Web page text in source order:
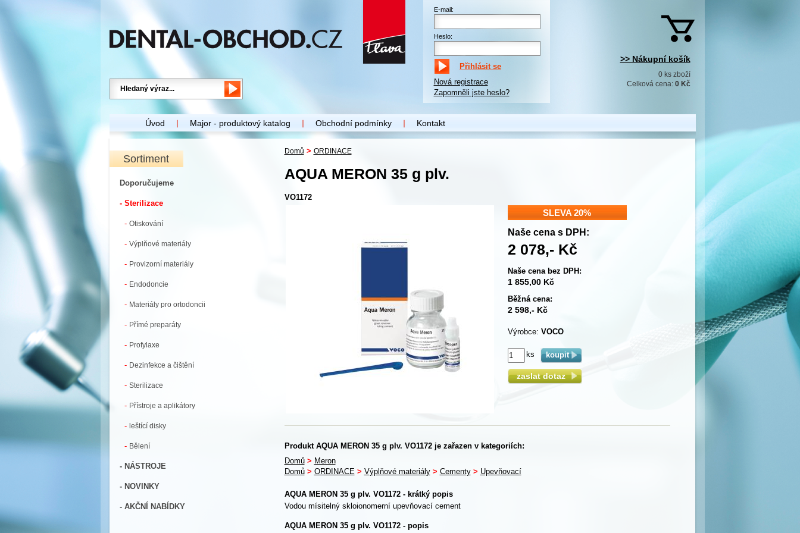
E-mail:
Heslo:
Nová registrace
Zapomněli jste heslo?
>> Nákupní košík
0 ks zboží
Celková cena: 0 Kč
Úvod Major - produktový katalog Obchodní podmínky Kontakt
Sortiment
Doporučujeme
- Sterilizace
- Otiskování
- Výplňové materiály
- Provizorní materiály
- Endodoncie
- Materiály pro ortodoncii
- Přímé preparáty
- Profylaxe
- Dezinfekce a čištění
- Sterilizace
- Přístroje a aplikátory
- leštící disky
- Bělení
- NÁSTROJE
- NOVINKY
- AKČNÍ NABÍDKY
Domů > ORDINACE
AQUA MERON 35 g plv.
VO1172
SLEVA 20%
Naše cena s DPH:
2 078,- Kč
Naše cena bez DPH:
1 855,00 Kč
Běžná cena:
2 598,- Kč
Výrobce: VOCO
ks
zaslat dotaz
Produkt AQUA MERON 35 g plv. VO1172 je zařazen v kategoriích:
Domů > Meron
Domů > ORDINACE > Výplňové materiály > Cementy > Upevňovací
AQUA MERON 35 g plv. VO1172 - krátký popis
Vodou mísitelný skloionomerní upevňovací cement
AQUA MERON 35 g plv. VO1172 - popis